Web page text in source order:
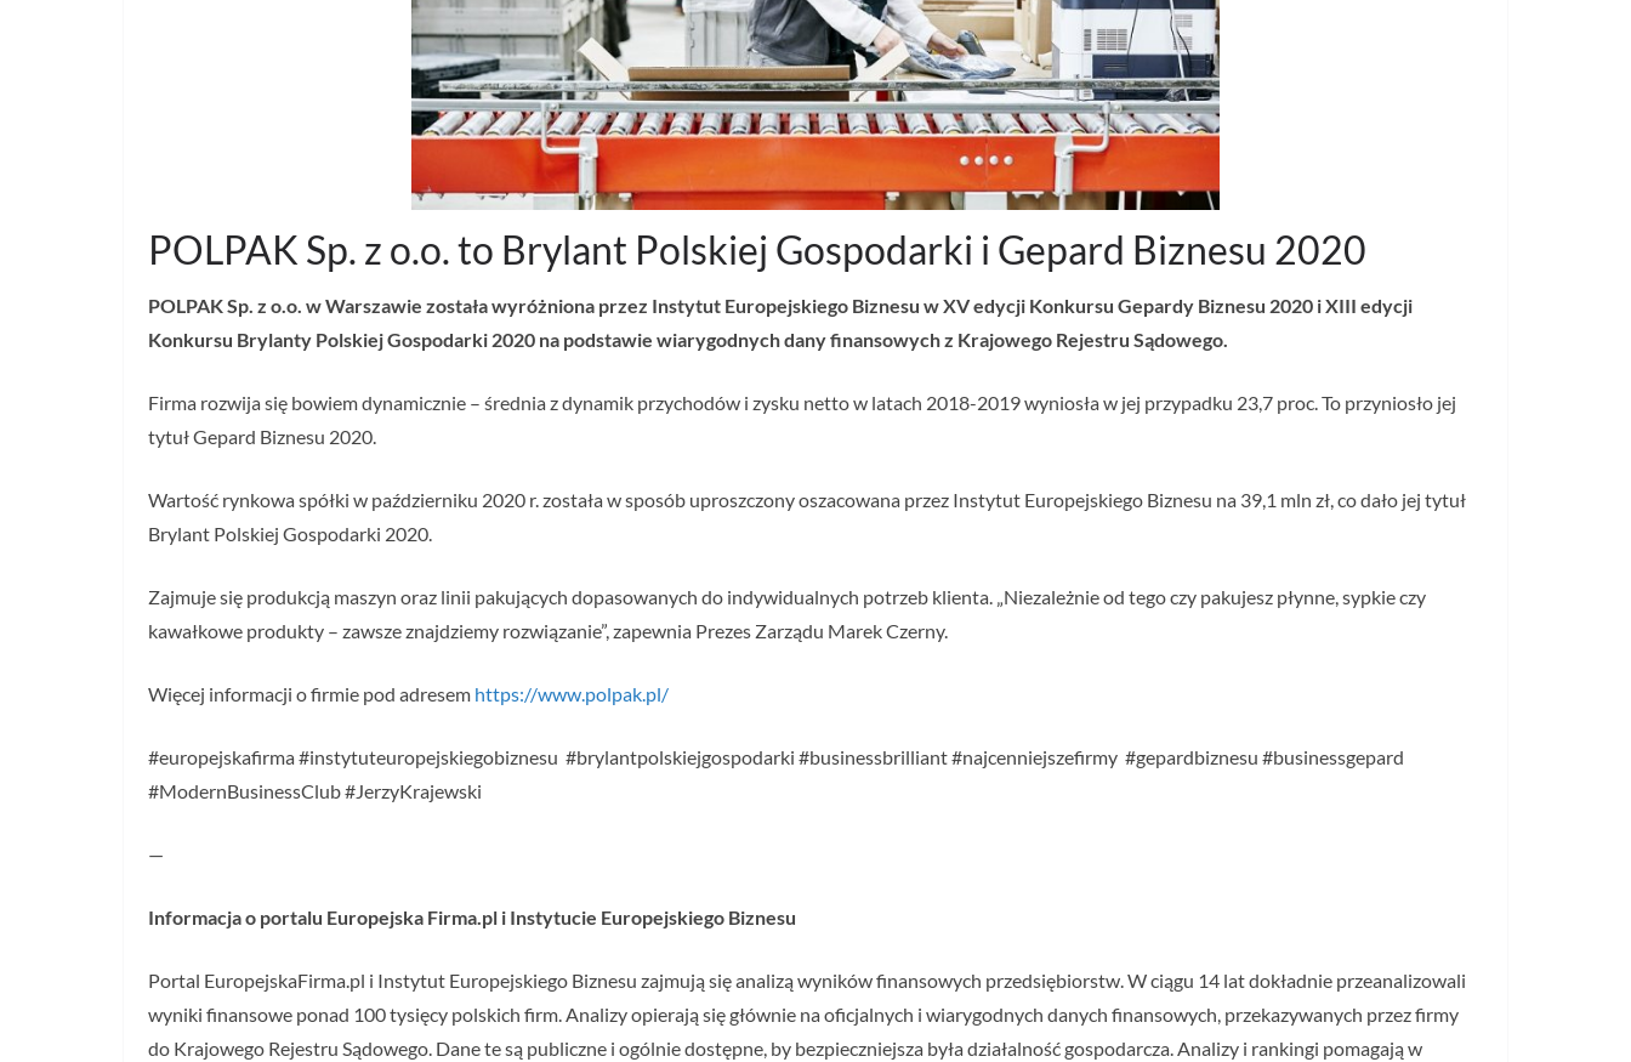
POLPAK Sp. z o.o. to Brylant Polskiej Gospodarki i Gepard Biznesu 2020
POLPAK Sp. z o.o. w Warszawie została wyróżniona przez Instytut Europejskiego Biznesu w XV edycji Konkursu Gepardy Biznesu 2020 i XIII edycji
Konkursu Brylanty Polskiej Gospodarki 2020 na podstawie wiarygodnych dany finansowych z Krajowego Rejestru Sądowego.
Firma rozwija się bowiem dynamicznie – średnia z dynamik przychodów i zysku netto w latach 2018-2019 wyniosła w jej przypadku 23,7 proc. To przyniosło jej
tytuł Gepard Biznesu 2020.
Wartość rynkowa spółki w październiku 2020 r. została w sposób uproszczony oszacowana przez Instytut Europejskiego Biznesu na 39,1 mln zł, co dało jej tytuł
Brylant Polskiej Gospodarki 2020.
Zajmuje się produkcją maszyn oraz linii pakujących dopasowanych do indywidualnych potrzeb klienta. „Niezależnie od tego czy pakujesz płynne, sypkie czy
kawałkowe produkty – zawsze znajdziemy rozwiązanie”, zapewnia Prezes Zarządu Marek Czerny.
Więcej informacji o firmie pod adresem https://www.polpak.pl/
#europejskafirma #instytuteuropejskiegobiznesu #brylantpolskiejgospodarki #businessbrilliant #najcenniejszefirmy #gepardbiznesu #businessgepard
#ModernBusinessClub #JerzyKrajewski
—
Informacja o portalu Europejska Firma.pl i Instytucie Europejskiego Biznesu
Portal EuropejskaFirma.pl i Instytut Europejskiego Biznesu zajmują się analizą wyników finansowych przedsiębiorstw. W ciągu 14 lat dokładnie przeanalizowali
wyniki finansowe ponad 100 tysięcy polskich firm. Analizy opierają się głównie na oficjalnych i wiarygodnych danych finansowych, przekazywanych przez firmy
do Krajowego Rejestru Sądowego. Dane te są publiczne i ogólnie dostępne, by bezpieczniejsza była działalność gospodarcza. Analizy i rankingi pomagają w